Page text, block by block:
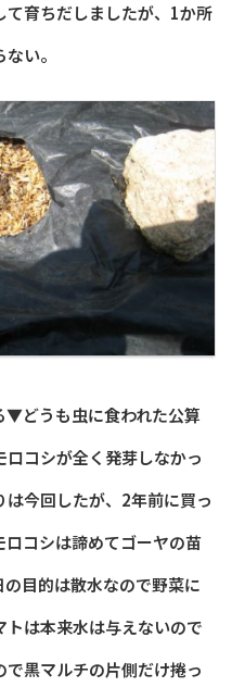
育ちだしましたが、1か所
い。
▼どうも虫に食われた公算
コシが全く発芽しなかっ
今回したが、2年前に買っ
コシは諦めてゴーヤの苗
目的は散水なので野菜に
は本来水は与えないので
黒マルチの片側だけ捲っ